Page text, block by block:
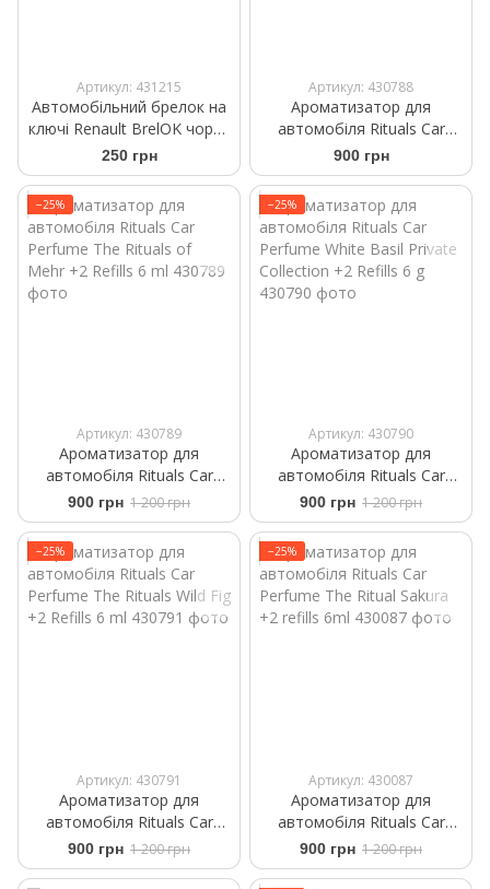
Артикул: 431215
Автомобільний брелок на
ключі Renault BrelOK чорна
замша
250 грн
Артикул: 430788
Ароматизатор для
автомобіля Rituals Car
Perfume The Ritual of Sport
+2 Refills 6ml
900 грн
−25%
Артикул: 430789
Ароматизатор для
автомобіля Rituals ​Car
Perfume The Rituals of
Mehr +2 Refills 6 ml
900 грн 1 200 грн
−25%
Артикул: 430790
Ароматизатор для
автомобіля Rituals ​Car
Perfume ​White Basil Private
Collection +2 Refills 6 g
900 грн 1 200 грн
−25%
Артикул: 430791
Ароматизатор для
автомобіля Rituals ​Car
Perfume The Rituals Wild Fig
+2 Refills 6 ml
900 грн 1 200 грн
−25%
Артикул: 430087
Ароматизатор для
автомобіля Rituals ​Car
Perfume The Ritual Sakura
+2 refills 6ml
900 грн 1 200 грн